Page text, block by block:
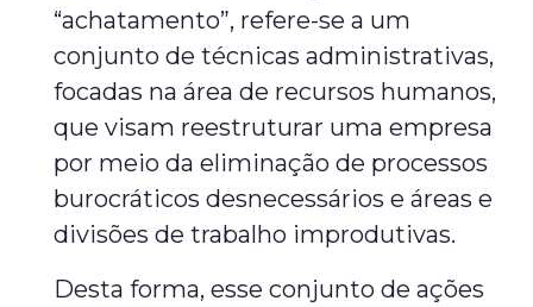
“achatamento”, refere-se a um
conjunto de técnicas administrativas,
focadas na área de recursos humanos,
que visam reestruturar uma empresa
por meio da eliminação de processos
burocráticos desnecessários e áreas e
divisões de trabalho improdutivas.
Desta forma, esse conjunto de ações